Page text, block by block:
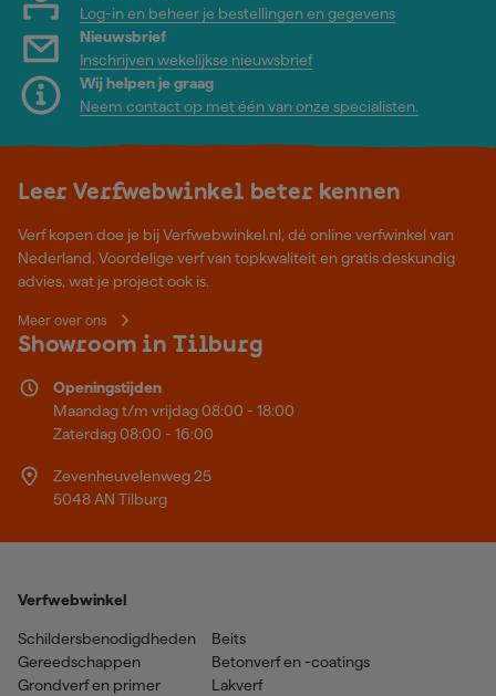
Log-in en beheer je bestellingen en gegevens
Nieuwsbrief
Inschrijven wekelijkse nieuwsbrief
Wij helpen je graag
Neem contact op met één van onze specialisten.
Leer Verfwebwinkel beter kennen
Verf kopen doe je bij Verfwebwinkel.nl, dé online verfwinkel van
Nederland. Voordelige verf van topkwaliteit en gratis deskundig
advies, wat je project ook is.
Meer over ons
Showroom in Tilburg
Openingstijden
Maandag t/m vrijdag 08:00 - 18:00
Zaterdag 08:00 - 16:00
Zevenheuvelenweg 25
5048 AN Tilburg
Verfwebwinkel
Schildersbenodigdheden
Gereedschappen
Grondverf en primer
Beits
Betonverf en -coatings
Lakverf